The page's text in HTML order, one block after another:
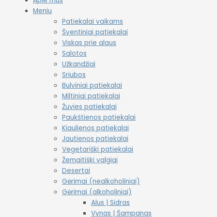
Meniu
Patiekalai vaikams
Šventiniai patiekalai
Viskas prie alaus
Salotos
Užkandžiai
Sriubos
Bulviniai patiekalai
Miltiniai patiekalai
Žuvies patiekalai
Paukštienos patiekalai
Kiaulienos patiekalai
Jautienos patiekalai
Vegetariški patiekalai
Žemaitiški valgiai
Desertai
Gėrimai (nealkoholiniai)
Gėrimai (alkoholiniai)
Alus | Sidras
Vynas | Šampanas